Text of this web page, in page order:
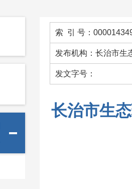
索 引 号：
发布机构：长治市生
发文字号：
长治市生